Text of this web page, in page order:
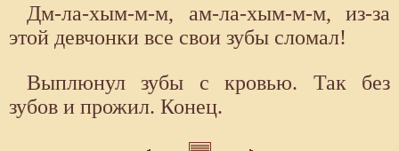
Дм-ла-хым-м-м, ам-ла-хым-м-м, из-за
этой девчонки все свои зубы сломал!
Выплюнул зубы с кровью. Так без
зубов и прожил. Конец.